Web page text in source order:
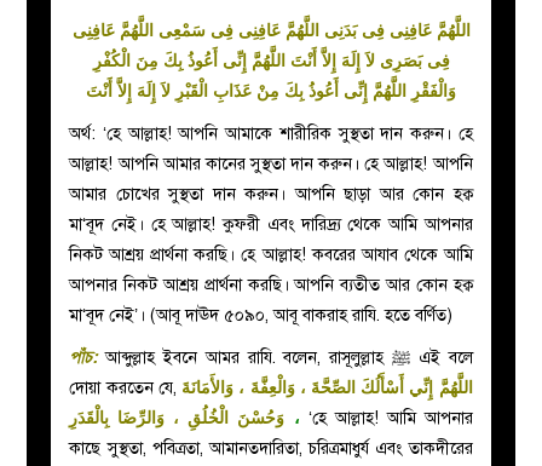
اللَّهُمَّ عَافِنِى فِى بَدَنِى اللَّهُمَّ عَافِنِى فِى سَمْعِى اللَّهُمَّ عَافِنِى
فِى بَصَرِى لاَ إِلَهَ إِلاَّ أَنْتَ اللَّهُمَّ إِنِّى أَعُوذُ بِكَ مِنَ الْكُفْرِ
وَالْفَقْرِ اللَّهُمَّ إِنِّى أَعُوذُ بِكَ مِنْ عَذَابِ الْقَبْرِ لاَ إِلَهَ إِلاَّ أَنْتَ
অর্থ: ‘হে আল্লাহ! আপনি আমাকে শারীরিক সুস্থতা দান করুন। হে
আল্লাহ! আপনি আমার কানের সুস্থতা দান করুন। হে আল্লাহ! আপনি
আমার চোখের সুস্থতা দান করুন। আপনি ছাড়া আর কোন হক্ব
মা‘বূদ নেই। হে আল্লাহ! কুফরী এবং দারিদ্র্য থেকে আমি আপনার
নিকট আশ্রয় প্রার্থনা করছি। হে আল্লাহ! কবরের আযাব থেকে আমি
আপনার নিকট আশ্রয় প্রার্থনা করছি। আপনি ব্যতীত আর কোন হক্ব
মা‘বূদ নেই’। (আবূ দাঊদ ৫০৯০, আবূ বাকরাহ রাযি. হতে বর্ণিত)
পাঁচ:আব্দুল্লাহ ইবনে আমর রাযি. বলেন, রাসূলুল্লাহ ﷺ এই বলে
দোয়া করতেন যে, اللَّهُمَّ إِنِّي أَسْأَلُكَ الصِّحَّةَ ، وَالْعِفَّةَ ، وَالأَمَانَةَ
، وَحُسْنَ الْخُلُقِ ، وَالرِّضَا بِالْقَدَرِ
‘হে আল্লাহ! আমি আপনার
কাছে সুস্থতা, পবিত্রতা, আমানতদারিতা, চরিত্রমাধুর্য এবং তাকদীরের